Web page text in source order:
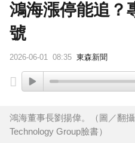
鴻海漲停能追？
號
2026-06-01 08:35 東森新聞
鴻海董事長劉揚偉。（圖／翻
Technology Group 臉書）